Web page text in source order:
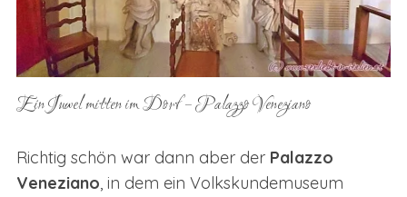
Ein Juwel mitten im Dorf – Palazzo Veneziano
Richtig schön war dann aber der Palazzo
Veneziano, in dem ein Volkskundemuseum
S